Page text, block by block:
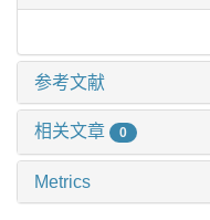
参考文献
相关文章 0
Metrics